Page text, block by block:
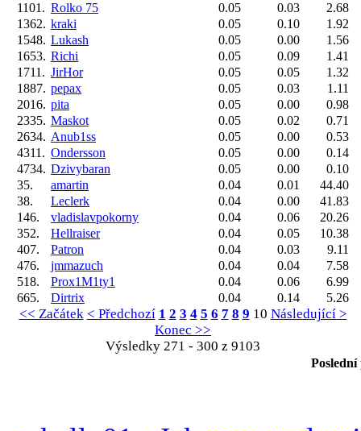
1101. Rolko 75 0.05 0.03
2.68
1362. kraki 0.05 0.10
1.92
1548. Lukash 0.05 0.00
1.56
1653. Richi 0.05 0.09
1.41
1711. JirHor 0.05 0.05
1.32
1887. pepax 0.05 0.03
1.11
2016. pita 0.05 0.00
0.98
2335. Maskot 0.05 0.02
0.71
2634. Anub1ss 0.05 0.00
0.53
4311. Ondersson 0.05 0.00
0.14
4734. Dzivybaran 0.05 0.00
0.10
35.
amartin 0.04 0.01
44.40
38.
Leclerk 0.04 0.00
41.83
146.
vladislavpokorny 0.04 0.06
20.26
352.
Hellraiser 0.04 0.05
10.38
407.
Patron 0.04 0.03
9.11
476.
jmmazuch 0.04 0.04
7.58
518.
Prox1M1ty1 0.04 0.06
6.99
665.
Dirtrix 0.04 0.14 5.26
<< Začátek < Předchozí 1 2 3 4 5 6 7 8 9 10 Následující >
Konec >>
Výsledky 271 - 300 z 9103